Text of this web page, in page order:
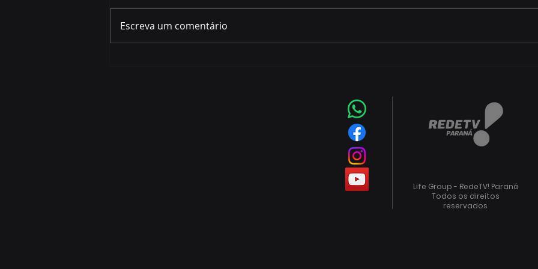
incentivos fiscais de R$ 133
milhões
Escreva um comentário
Life Group - RedeTV! Paraná
Todos os direitos
reservados